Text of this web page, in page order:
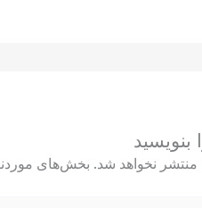
بنویسید
منتشر نخواهد شد. بخش‌های